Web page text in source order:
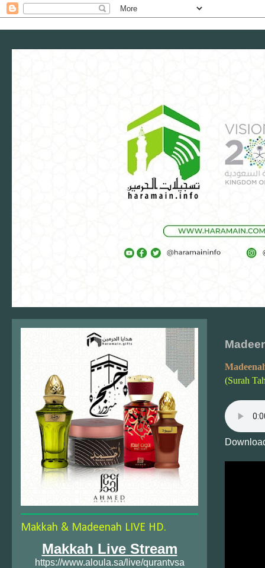
(Surah
Makkah & Madeenah LIVE HD.
Makkah Live Stream
https://www.aloula.sa/live/qurantvsa